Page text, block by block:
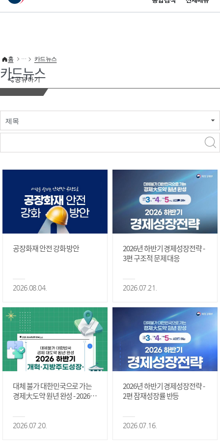
이 누리집은 대한민국 공식 전자정부 누리집입니다.
공유하기
홈 카드뉴스
카드뉴스
제목
공장화재 안전 강화 방안
2026.08.04.
2026년 하반기 경제성장전략 -
3편 구조적 문제 대응
2026.07.21.
대체 불가 대한민국으로 가는
경제大도약 원년 완성 - 2026 하
정상화 #2편
2026.07.20.
2026년 하반기 경제성장전략 -
2편 잠재성장률 반등
2026.07.16.